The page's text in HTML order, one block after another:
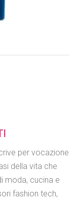
per vocazione
della vita che
moda, cucina e
fashion tech,